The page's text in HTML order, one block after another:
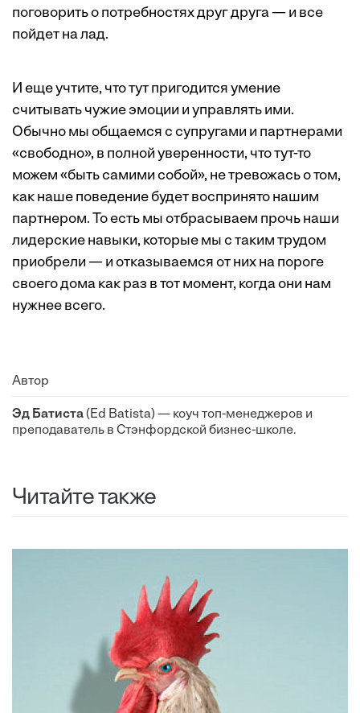
поговорить о потребностях друг друга — и все
пойдет на лад.
И еще учтите, что тут пригодится умение
считывать чужие эмоции и управлять ими.
Обычно мы общаемся с супругами и партнерами
«свободно», в полной уверенности, что тут-то
можем «быть самими собой», не тревожась о том,
как наше поведение будет воспринято нашим
партнером. То есть мы отбрасываем прочь наши
лидерские навыки, которые мы с таким трудом
приобрели — и отказываемся от них на пороге
своего дома как раз в тот момент, когда они нам
нужнее всего.
Автор
Эд Батиста(Ed Batista) — коуч топ-менеджеров и
преподаватель в Стэнфордской бизнес-школе.
Читайте также